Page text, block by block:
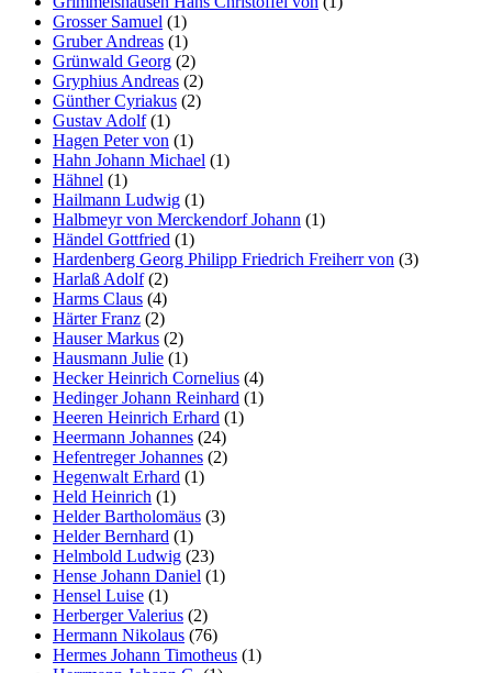
Grosser Samuel (1)
Gruber Andreas (1)
Grünwald Georg (2)
Gryphius Andreas (2)
Günther Cyriakus (2)
Gustav Adolf(1)
Hagen Peter von (1)
Hahn Johann Michael (1)
Hähnel (1)
Hailmann Ludwig (1)
Halbmeyr von Merckendorf Johann (1)
Händel Gottfried (1)
Hardenberg Georg Philipp Friedrich Freiherr von (3)
Harlaß Adolf(2)
Harms Claus (4)
Härter Franz (2)
Hauser Markus (2)
Hausmann Julie (1)
Hecker Heinrich Cornelius (4)
Hedinger Johann Reinhard (1)
Heeren Heinrich Erhard (1)
Heermann Johannes (24)
Hefentreger Johannes (2)
Hegenwalt Erhard (1)
Held Heinrich (1)
Helder Bartholomäus (3)
Helder Bernhard (1)
Helmbold Ludwig (23)
Hense Johann Daniel (1)
Hensel Luise (1)
Herberger Valerius (2)
Hermann Nikolaus (76)
Hermes Johann Timotheus (1)